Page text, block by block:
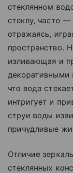
стеклянном
стеклу, часто —
отражаясь,
пространство.
изливающая и
декоративными
что вода
интригует и
струи воды
причудливые
Отличие
стеклянных